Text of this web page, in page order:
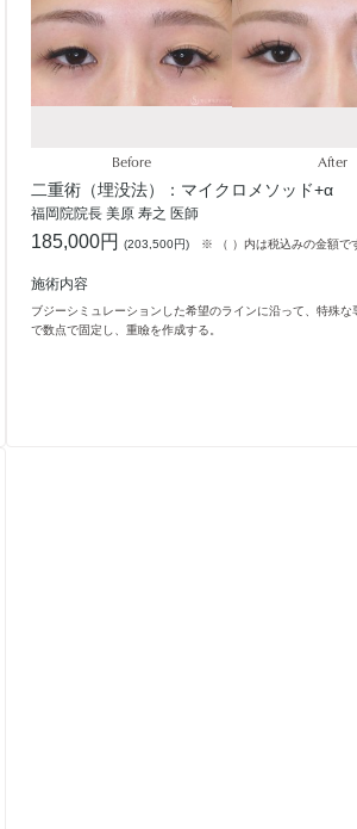
Before After
二重術（埋没法）：マイクロメソッド+α
福岡院院長 美原 寿之 医師
185,000円 (203,500円) ※ （ ）内は税込みの金額で
施術内容
ブジーシミュレーションした希望のラインに沿って、特殊な
で数点で固定し、重瞼を作成する。